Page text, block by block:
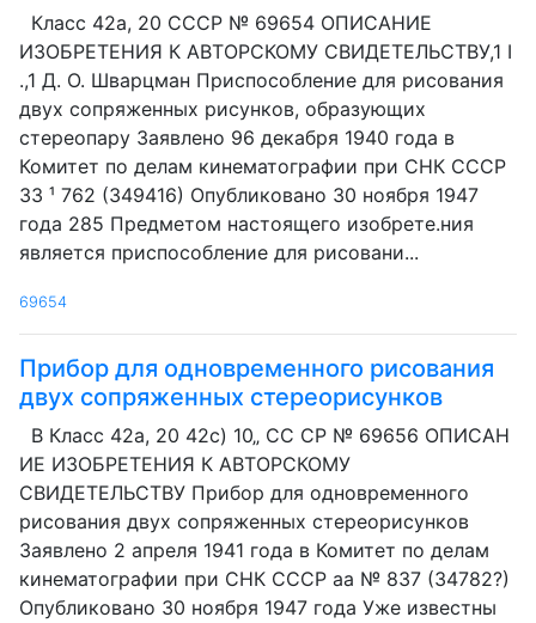
Класс 42а, 20 СССР № 69654 ОПИСАНИЕ
ИЗОБРЕТЕНИЯ К АВТОРСКОМУ СВИДЕТЕЛЬСТВУ,1 I
.,1 Д. О. Шварцман Приспособление для рисования
двух сопряженных рисунков, образующих
стереопару Заявлено 96 декабря 1940 года в
Комитет по делам кинематографии при СНК СССР
33 ¹ 762 (349416) Опубликовано 30 ноября 1947
года 285 Предметом настоящего изобрете.ния
является приспособление для рисовани...
69654
Прибор для одновременного рисования
двух сопряженных стереорисунков
В Класс 42а, 20 42с) 10„ СС CP № 69656 ОПИСАН
ИЕ ИЗОБРЕТЕНИЯ К АВТОРСКОМУ
СВИДЕТЕЛЬСТВУ Прибор для одновременного
рисования двух сопряженных стереорисунков
Заявлено 2 апреля 1941 года в Комитет по делам
кинематографии при СНК СССР аа № 837 (34782?)
Опубликовано 30 ноября 1947 года Уже известны